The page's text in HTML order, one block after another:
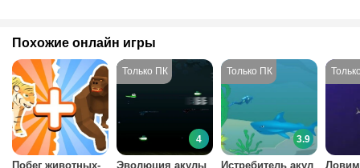
Похожие онлайн игры
Эволюция акулы
4
Истребитель акул
3.9
Побег животных-